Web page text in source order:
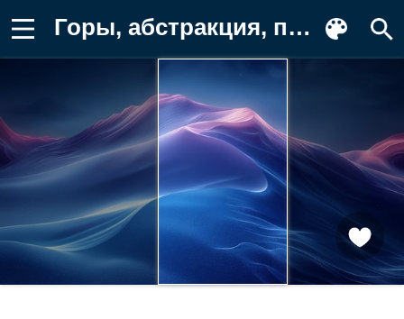
Горы, абстракция, пейзаж, свет, цвет Картинка для телефона